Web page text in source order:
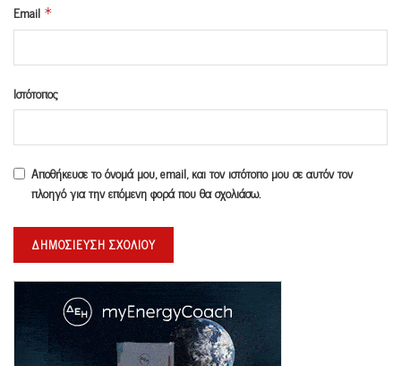
Email *
Ιστότοπος
Αποθήκευσε το όνομά μου, email, και τον ιστότοπο μου σε αυτόν τον
πλοηγό για την επόμενη φορά που θα σχολιάσω.